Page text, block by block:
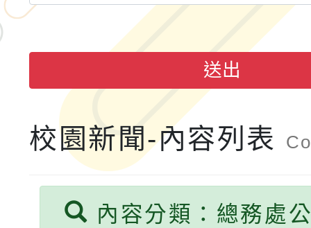
年八月份教師研習
國立成功大學辦理「台
融平台-教案暨教學示
115學年度「學習扶助
計畫子計畫十一-2：國
小時認證研習計畫」
115年度「教育部表揚
義教育推展貢獻獎」實
送出
校園新聞-內容列表
內容分類：總務處